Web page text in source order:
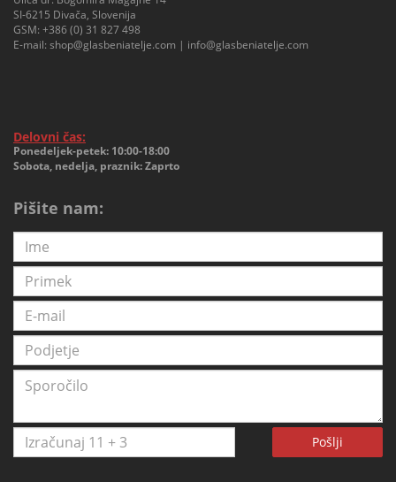
SI-6215 Divača, Slovenija
GSM: +386 (0) 31 827 498
E-mail: shop@glasbeniatelje.com | info@glasbeniatelje.com
Delovni čas:
Ponedeljek-petek: 10:00-18:00
Sobota, nedelja, praznik: Zaprto
Pišite nam:
Pošlji